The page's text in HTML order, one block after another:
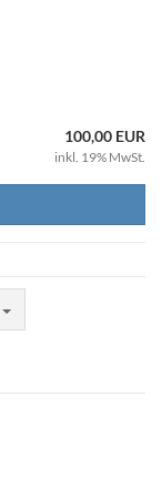
100,00 EUR
inkl. 19% MwSt.